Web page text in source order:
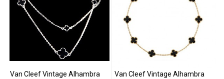
Van Cleef Vintage Alhambra
Van Cleef Vintage Alhambra